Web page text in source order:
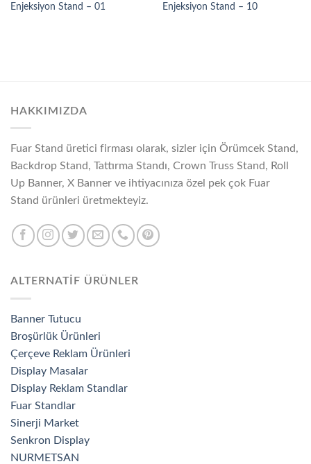
Enjeksiyon Stand – 01 Enjeksiyon Stand – 10
HAKKIMIZDA
Fuar Stand üretici firması olarak, sizler için Örümcek Stand,
Backdrop Stand, Tattırma Standı, Crown Truss Stand, Roll
Up Banner, X Banner ve ihtiyacınıza özel pek çok Fuar
Stand ürünleri üretmekteyiz.
ALTERNATİF ÜRÜNLER
Banner Tutucu
Broşürlük Ürünleri
Çerçeve Reklam Ürünleri
Display Masalar
Display Reklam Standlar
Fuar Standlar
Sinerji Market
Senkron Display
NURMETSAN